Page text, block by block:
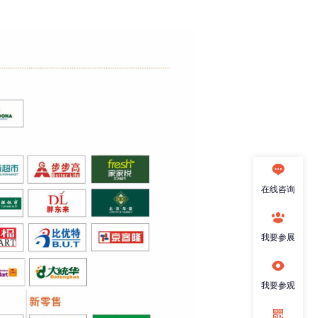
在线咨询
我要参展
我要参观